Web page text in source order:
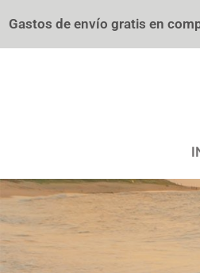
Gastos de envío gratis en